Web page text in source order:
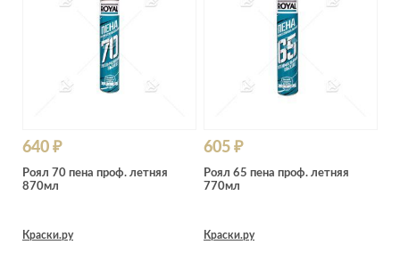
640 ₽
Роял 70 пена проф. летняя
870мл
Краски.ру
605 ₽
Роял 65 пена проф. летняя
770мл
Краски.ру